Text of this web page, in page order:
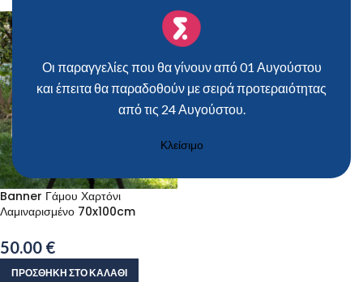
Οι παραγγελίες που θα γίνουν από 01 Αυγούστου
και έπειτα θα παραδοθούν με σειρά προτεραιότητας
από τις 24 Αυγούστου.
Κλείσιμο
Banner Γάμου Χαρτόνι
Λαμιναρισμένο 70x100cm
50.00 €
ΠΡΟΣΘΉΚΗ ΣΤΟ ΚΑΛΆΘΙ